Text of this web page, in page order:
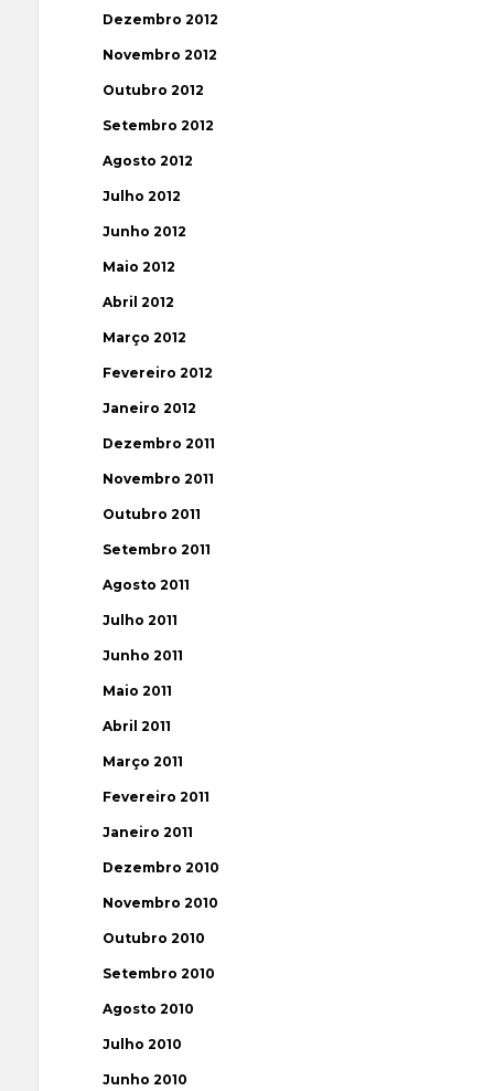
Dezembro 2012
Novembro 2012
Outubro 2012
Setembro 2012
Agosto 2012
Julho 2012
Junho 2012
Maio 2012
Abril 2012
Março 2012
Fevereiro 2012
Janeiro 2012
Dezembro 2011
Novembro 2011
Outubro 2011
Setembro 2011
Agosto 2011
Julho 2011
Junho 2011
Maio 2011
Abril 2011
Março 2011
Fevereiro 2011
Janeiro 2011
Dezembro 2010
Novembro 2010
Outubro 2010
Setembro 2010
Agosto 2010
Julho 2010
Junho 2010